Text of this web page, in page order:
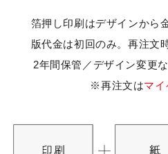
箔押し印刷はデザインから
版代金は初回のみ。再注文
2年間保管／デザイン変更
※再注文はマ